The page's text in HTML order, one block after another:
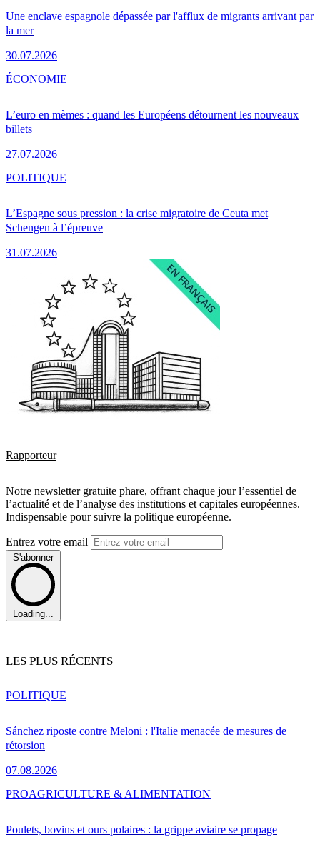
Une enclave espagnole dépassée par l'afflux de migrants arrivant par
la mer
30.07.2026
L’euro en mèmes : quand les Européens détournent les nouveaux
billets
27.07.2026
ÉCONOMIE
L’Espagne sous pression : la crise migratoire de Ceuta met
Schengen à l’épreuve
31.07.2026
POLITIQUE
Rapporteur
Notre newsletter gratuite phare, offrant chaque jour l’essentiel de
l’actualité et de l’analyse des institutions et capitales européennes.
Indispensable pour suivre la politique européenne.
Entrez votre email
S'abonner
Loading...
LES PLUS RÉCENTS
Sánchez riposte contre Meloni : l'Italie menacée de mesures de
rétorsion
07.08.2026
POLITIQUE
Poulets, bovins et ours polaires : la grippe aviaire se propage
PROAGRICULTURE & ALIMENTATION